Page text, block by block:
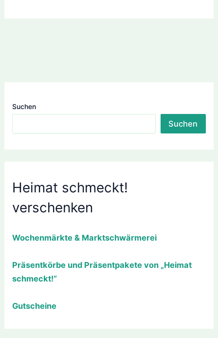
Suchen
Suchen
Heimat schmeckt!
verschenken
Wochenmärkte & Marktschwärmerei
Präsentkörbe und Präsentpakete von „Heimat
schmeckt!“
Gutscheine